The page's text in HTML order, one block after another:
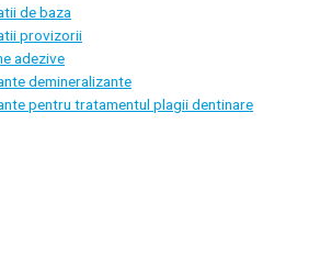
de baza
provizorii
adezive
demineralizante
pentru tratamentul plagii dentinare